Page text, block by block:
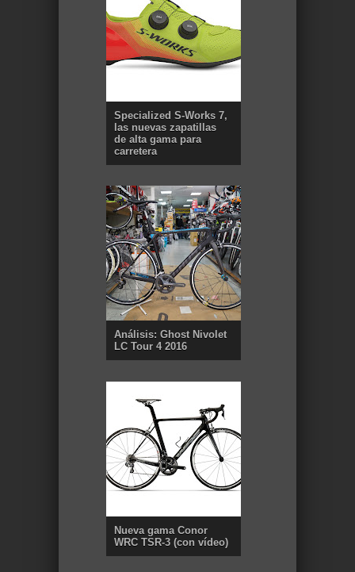
Specialized S-Works 7,
las nuevas zapatillas
de alta gama para
carretera
Análisis: Ghost Nivolet
LC Tour 4 2016
Nueva gama Conor
WRC TSR-3 (con vídeo)